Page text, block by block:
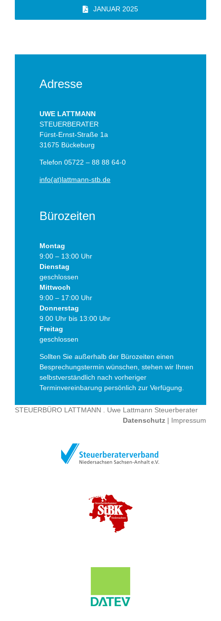
JANUAR 2025
Adresse
UWE LATTMANN
STEUERBERATER
Fürst-Ernst-Straße 1a
31675 Bückeburg
Telefon 05722 – 88 88 64-0
info(at)lattmann-stb.de
Bürozeiten
Montag
9:00 – 13:00 Uhr
Dienstag
geschlossen
Mittwoch
9:00 – 17:00 Uhr
Donnerstag
9.00 Uhr bis 13:00 Uhr
Freitag
geschlossen
Sollten Sie außerhalb der Bürozeiten einen
Besprechungstermin wünschen, stehen wir Ihnen
selbstverständlich nach vorheriger
Terminvereinbarung persönlich zur Verfügung.
STEUERBÜRO LATTMANN . Uwe Lattmann Steuerberater
Datenschutz | Impressum